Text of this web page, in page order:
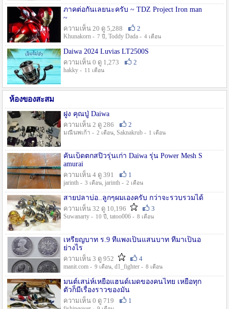
ภาคต่อกันเลยนะครับ ~ TDZ Project Iron man
~
ความเห็น 20 ดู 5,288
2
Khunakorn - 7 ปี , Toddy Dada - 4 เดือน
Daiwa 2024 Luvias LT2500S
ความเห็น 0 ดู 1,273
2
hakky - 11 เดือน
ห้องของสะสม
ฝูง คุณปู่ Daiwa
ความเห็น 2 ดู 286
2
มณีนพเก้า - 2 เดือน, Saknakrub - 1 เดือน
คันเบ็ดตกสปิ๋วรุ่นเก่า Daiwa รุ่น Power Mesh S
amurai
ความเห็น 4 ดู 391
1
jarinth - 3 เดือน, jarinth - 2 เดือน
สายปลาบ่อ..ลูกๆผมเองครับ กว่าจะรวบรวมได้
ความเห็น 32 ดู 10,196
3
Suwanarty - 10 ปี , tatoo006 - 8 เดือน
เหรียญบาท ร.9 ที่แพงเป็นแสนบาท ที่มาเป็นอ
ย่างไร
ความเห็น 3 ดู 952
4
manit.com - 9 เดือน, d1_fighter - 8 เดือน
มนต์เสน่ห์เหยื่อแฮนด์เมดของคนไทย เหยื่อทุก
ตัวก็มีเรื่องราวของมัน
ความเห็น 0 ดู 719
1